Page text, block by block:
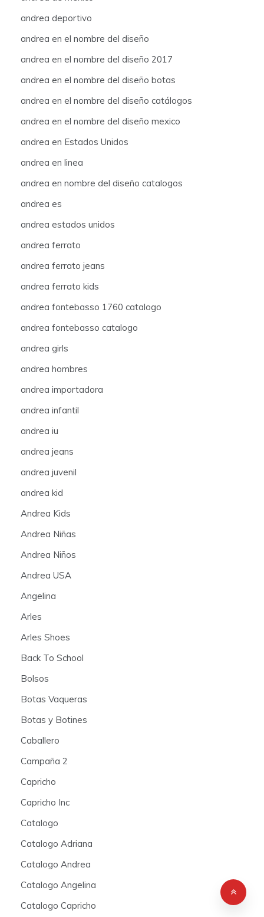
andrea deportivo
andrea en el nombre del diseño
andrea en el nombre del diseño 2017
andrea en el nombre del diseño botas
andrea en el nombre del diseño catálogos
andrea en el nombre del diseño mexico
andrea en Estados Unidos
andrea en linea
andrea en nombre del diseño catalogos
andrea es
andrea estados unidos
andrea ferrato
andrea ferrato jeans
andrea ferrato kids
andrea fontebasso 1760 catalogo
andrea fontebasso catalogo
andrea girls
andrea hombres
andrea importadora
andrea infantil
andrea iu
andrea jeans
andrea juvenil
andrea kid
Andrea Kids
Andrea Niñas
Andrea Niños
Andrea USA
Angelina
Arles
Arles Shoes
Back To School
Bolsos
Botas Vaqueras
Botas y Botines
Caballero
Campaña 2
Capricho
Capricho Inc
Catalogo
Catalogo Adriana
Catalogo Andrea
Catalogo Angelina
Catalogo Capricho